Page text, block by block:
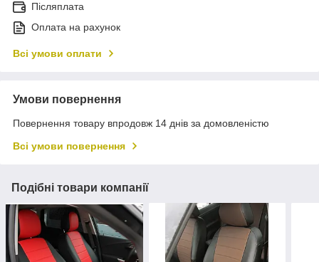
Післяплата
Оплата на рахунок
Всі умови оплати
Умови повернення
Повернення товару впродовж 14 днів за домовленістю
Всі умови повернення
Подібні товари компанії